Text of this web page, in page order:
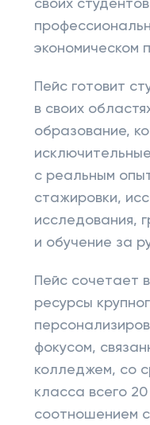
своих
экономическом
Пейс готовит
в своих
образование,
с реальным
стажировки,
исследования,
и обучение за
Пейс сочетает
ресурсы
фокусом,
колледжем, со
класса всего
соотношением